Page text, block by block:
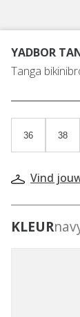
YADBOR
Tanga
36 38
Vind
KLEUR